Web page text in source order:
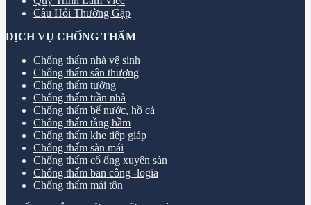
Câu Hỏi Thường Gặp
DỊCH VỤ CHỐNG THẤM
Chống thấm nhà vệ sinh
Chống thấm sân thượng
Chống thấm tường
Chống thấm trần nhà
Chống thấm bể nước, hồ cá
Chống thấm tầng hầm
Chống thấm khe tiếp giáp
Chống thấm sàn mái
Chống thấm cổ ống xuyên sàn
Chống thấm ban công -logia
Chống thấm mái tôn